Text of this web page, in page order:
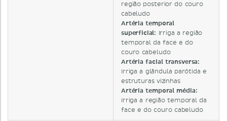
região posterior do couro
cabeludo
Artéria temporal
superficial: Irriga a região
temporal da face e do
couro cabeludo
Artéria facial transversa:
Irriga a glândula parótida e
estruturas vizinhas
Artéria temporal média:
Irriga a região temporal da
face e do couro cabeludo